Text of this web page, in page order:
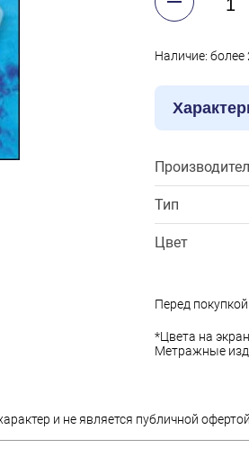
Наличие: более
Тип
Цвет
Перед
*Цвета на
Метражные
и не является публичной